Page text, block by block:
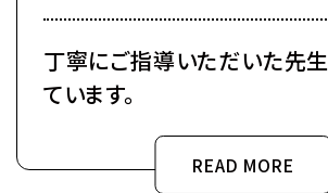
丁寧にご指導いただいた先
ています。
READ MORE